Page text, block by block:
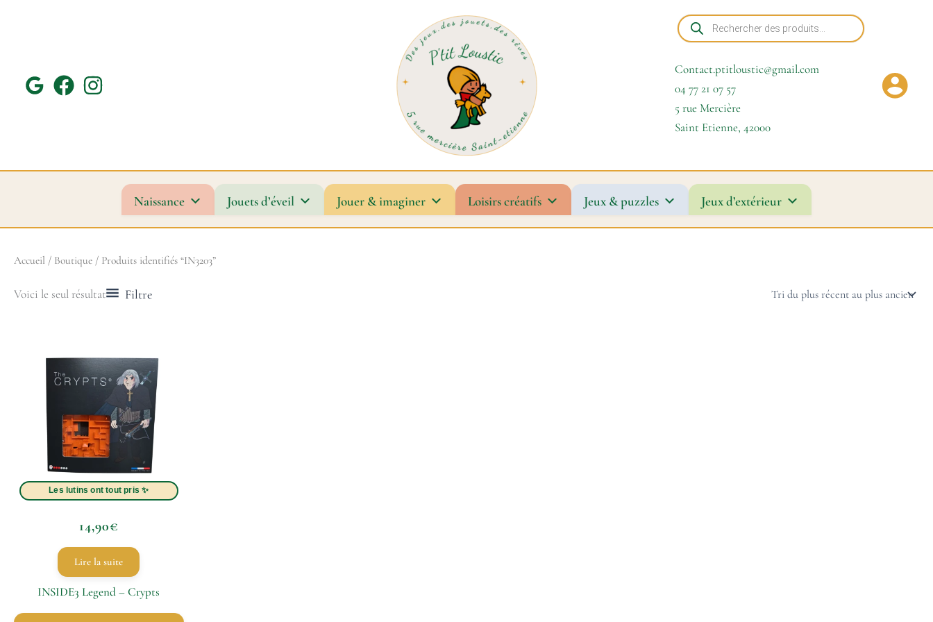
Recherche
de
produits
Contact.ptitloustic@gmail.com
04 77 21 07 57
5 rue Mercière
Saint Etienne, 42000
Naissance Jouets d’éveil Jouer & imaginer Loisirs créatifs Jeux & puzzles Jeux d’extérieur
Accueil / Boutique / Produits identifiés “IN3203”
Voici le seul résultat Filtre
14,90€
Lire la suite
INSIDE3 Legend – Crypts